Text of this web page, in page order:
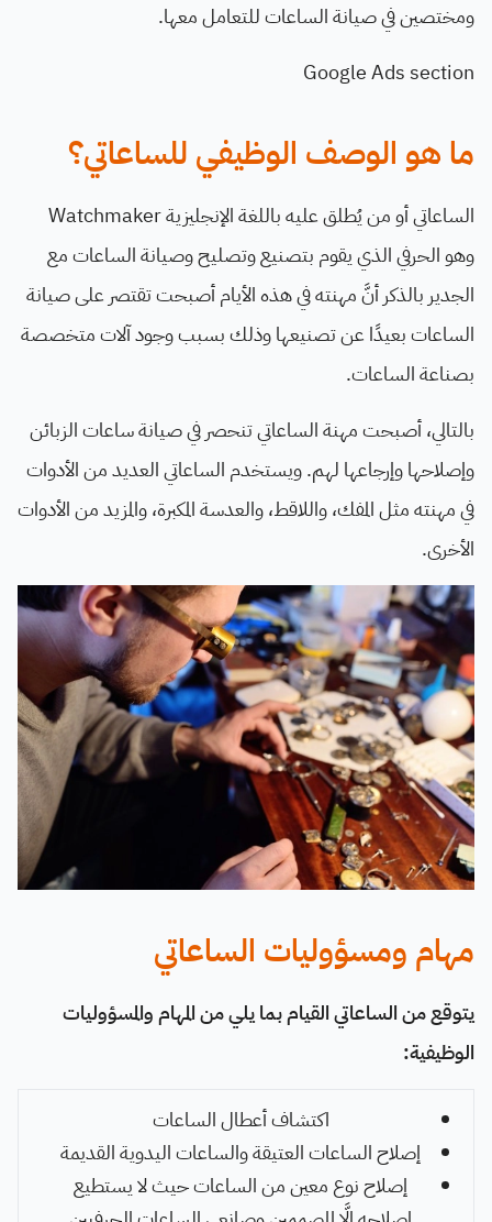
ومختصين في صيانة الساعات للتعامل معها.
Google Ads section
ما هو الوصف الوظيفي للساعاتي؟
الساعاتي أو من يُطلق عليه باللغة الإنجليزية Watchmaker
وهو الحرفي الذي يقوم بتصنيع وتصليح وصيانة الساعات مع
الجدير بالذكر أنَّ مهنته في هذه الأيام أصبحت تقتصر على صيانة
الساعات بعيدًا عن تصنيعها وذلك بسبب وجود آلات متخصصة
بصناعة الساعات.
بالتالي، أصبحت مهنة الساعاتي تنحصر في صيانة ساعات الزبائن
وإصلاحها وإرجاعها لهم. ويستخدم الساعاتي العديد من الأدوات
في مهنته مثل المفك، واللاقط، والعدسة المكبرة، والمزيد من الأدوات
الأخرى.
مهام ومسؤوليات الساعاتي
يتوقع من الساعاتي القيام بما يلي من المهام والمسؤوليات
الوظيفية:
اكتشاف أعطال الساعات
إصلاح الساعات العتيقة والساعات اليدوية القديمة
إصلاح نوع معين من الساعات حيث لا يستطيع